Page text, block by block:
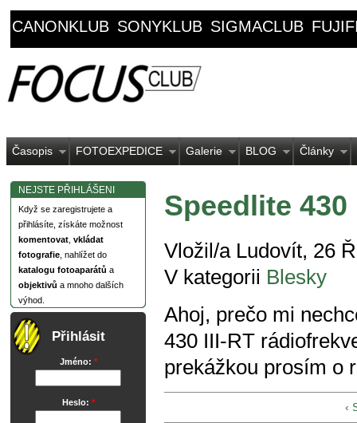
CANONKLUB SONYKLUB SIGMACLUB
Časopis FOTOEXPEDICE Galerie BLOG Články
NEJSTE PŘIHLÁŠENI
Když se zaregistrujete a
přihlásíte, získáte možnost
komentovat vkládat
fotografie , nahlížet do
katalogu fotoaparátů a
objektivů a mnoho dalších
výhod.
Přihlásit
Jméno: *
Heslo: *
Speedlite 430
Vložil/a Ludovít, 26
V kategorii Blesky
Ahoj, prečo mi
430 III-RT
prekážkou prosím o
‹